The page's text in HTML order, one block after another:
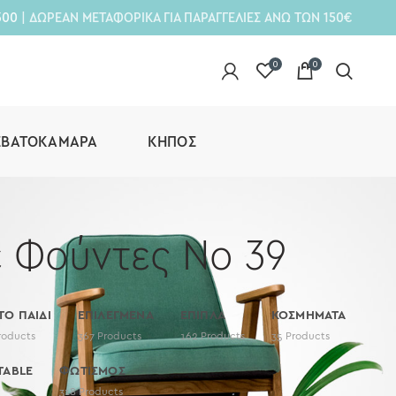
| ΔΩΡΕΑΝ ΜΕΤΑΦΟΡΙΚΑ ΓΙΑ ΠΑΡΑΓΓΕΛΙΕΣ ΑΝΩ ΤΩΝ 150€
0 0
ΚΉΠΟΣ
Φούντες Νο 39
ΠΑΙΔΙ ΕΠΙΛΕΓΜΕΝΑ
367 Products
ΕΠΙΠΛΑ
162 Products
ΚΟΣΜΗΜΑΤΑ
35 Products
ΦΩΤΙΣΜΟΣ
318 Products